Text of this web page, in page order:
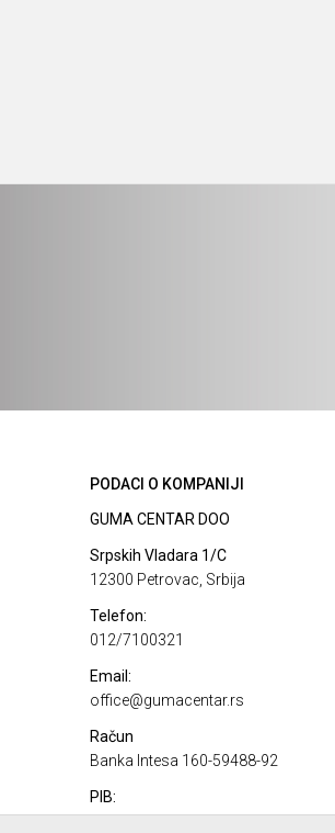
PODACI O KOMPANIJI
GUMA CENTAR DOO
Srpskih Vladara 1/C
12300 Petrovac, Srbija
Telefon:
012/7100321
Email:
office@gumacentar.rs
Račun
Banka Intesa 160-59488-92
PIB:
101585207